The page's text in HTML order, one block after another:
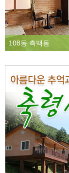
108동 측백동